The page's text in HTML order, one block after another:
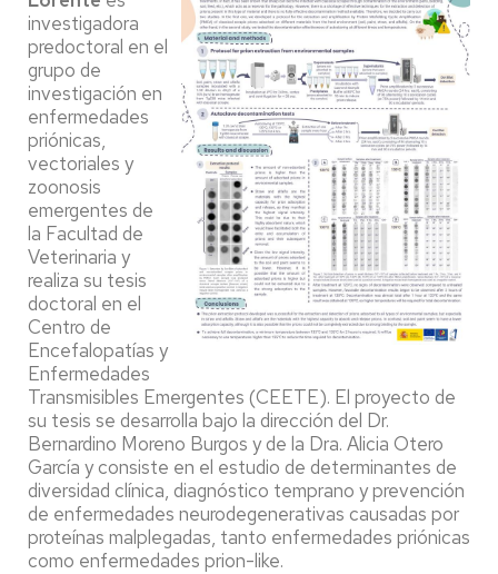
investigadora
predoctoral en el
grupo de
investigación en
enfermedades
priónicas,
vectoriales y
zoonosis
emergentes de
la Facultad de
Veterinaria y
realiza su tesis
doctoral en el
Centro de
Encefalopatías y
Enfermedades
Transmisibles Emergentes (CEETE). El proyecto de
su tesis se desarrolla bajo la dirección del Dr.
Bernardino Moreno Burgos y de la Dra. Alicia Otero
García y consiste en el estudio de determinantes de
diversidad clínica, diagnóstico temprano y prevención
de enfermedades neurodegenerativas causadas por
proteínas malplegadas, tanto enfermedades priónicas
como enfermedades prion-like.